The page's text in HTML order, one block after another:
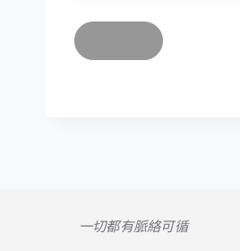
一切都有脈絡可循